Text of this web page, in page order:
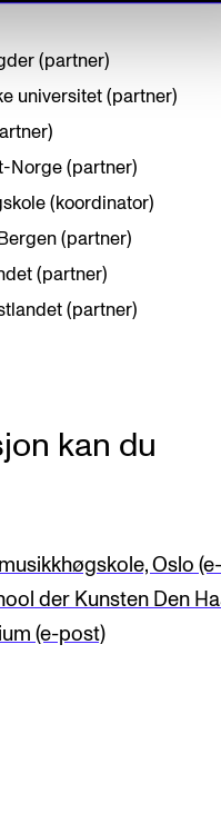
(partner)
universitet (partner)
Norge (partner)
(koordinator)
(partner)
(partner)
(partner)
kan du
Oslo
der Kunsten Den
(e-post)